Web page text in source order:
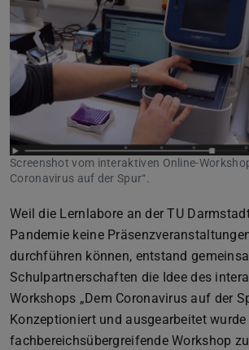
Screenshot vom interaktiven Online-
Coronavirus auf der Spur“.
Weil die Lernlabore an der TU
Pandemie keine
durchführen können, entstand
Schulpartnerschaften die Idee des
Workshops „Dem Coronavirus auf der
Konzeptioniert und ausgearbeitet wurde
fachbereichsübergreifende Workshop